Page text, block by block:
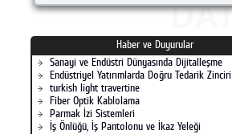
Haber ve Duyurular
Sanayi ve Endüstri Dünyasında Dijitalleşme
Endüstriyel Yatırımlarda Doğru Tedarik Zinciri
turkish light travertine
Fiber Optik Kablolama
Parmak İzi Sistemleri
İş Önlüğü, İş Pantolonu ve İkaz Yeleği